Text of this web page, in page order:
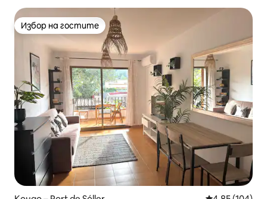
Избор на гостите
Избор на гостите